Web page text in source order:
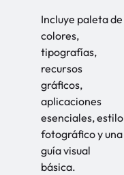
Incluye paleta de
colores,
tipografías,
recursos
gráficos,
aplicaciones
esenciales, estilo
fotográfico y una
guía visual
básica.